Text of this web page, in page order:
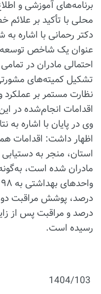
برنامه‌های آموزشی و
محلی با تأکید بر علائم
دکتر رحمانی با اشاره
عنوان یک شاخص
احتمالی مادران در
تشکیل کمیته‌های
نظارت مستمر بر عملکرد
اقدامات انجام‌شده در
وی در پایان با اشاره به
اظهار داشت: اقدامات
استان، منجر به
مادران شده است،
رسیده است.